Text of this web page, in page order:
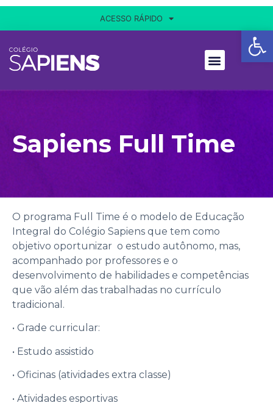
ACESSO RÁPIDO
Sapiens Full Time
O programa Full Time é o modelo de Educação
Integral do Colégio Sapiens que tem como
objetivo oportunizar o estudo autônomo, mas,
acompanhado por professores e o
desenvolvimento de habilidades e competências
que vão além das trabalhadas no currículo
tradicional.
• Grade curricular:
• Estudo assistido
• Oficinas (atividades extra classe)
• Atividades esportivas